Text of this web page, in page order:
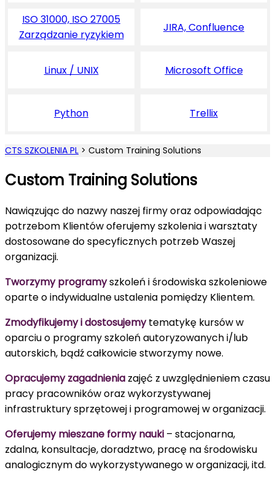
ISO 31000, ISO 27005
Zarządzanie ryzykiem
JIRA, Confluence
Linux / UNIX Microsoft Office
Python Trellix
CTS SZKOLENIA PL > Custom Training Solutions
Custom Training Solutions
Nawiązując do nazwy naszej firmy oraz odpowiadając
potrzebom Klientów oferujemy szkolenia i warsztaty
dostosowane do specyficznych potrzeb Waszej
organizacji.
Tworzymy programyszkoleń i środowiska szkoleniowe
oparte o indywidualne ustalenia pomiędzy Klientem.
Zmodyfikujemy i dostosujemytematykę kursów w
oparciu o programy szkoleń autoryzowanych i/lub
autorskich, bądź całkowicie stworzymy nowe.
Opracujemy zagadnienia zajęć z uwzględnieniem czasu
pracy pracowników oraz wykorzystywanej
infrastruktury sprzętowej i programowej w organizacji.
Oferujemy mieszane formy nauki – stacjonarna,
zdalna, konsultacje, doradztwo, pracę na środowisku
analogicznym do wykorzystywanego w organizacji, itd.